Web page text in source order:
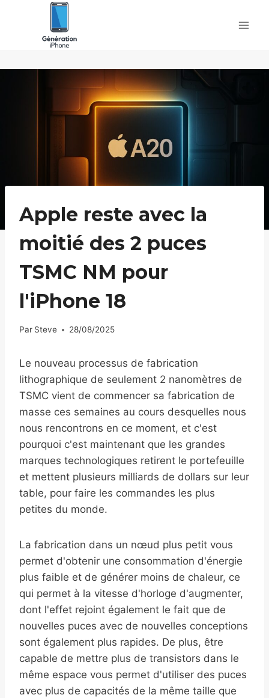
Apple reste avec la
moitié des 2 puces
TSMC NM pour
l'iPhone 18
Par Steve 28/08/2025
Le nouveau processus de fabrication
lithographique de seulement 2 nanomètres de
TSMC vient de commencer sa fabrication de
masse ces semaines au cours desquelles nous
nous rencontrons en ce moment, et c'est
pourquoi c'est maintenant que les grandes
marques technologiques retirent le portefeuille
et mettent plusieurs milliards de dollars sur leur
table, pour faire les commandes les plus
petites du monde.
La fabrication dans un nœud plus petit vous
permet d'obtenir une consommation d'énergie
plus faible et de générer moins de chaleur, ce
qui permet à la vitesse d'horloge d'augmenter,
dont l'effet rejoint également le fait que de
nouvelles puces avec de nouvelles conceptions
sont également plus rapides. De plus, être
capable de mettre plus de transistors dans le
même espace vous permet d'utiliser des puces
avec plus de capacités de la même taille que